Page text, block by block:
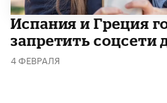
Испания и Греция
запретить соцсети
4 ФЕВРАЛЯ